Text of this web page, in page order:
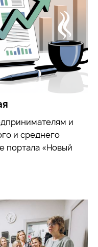
и
и среднего
портала «Новый